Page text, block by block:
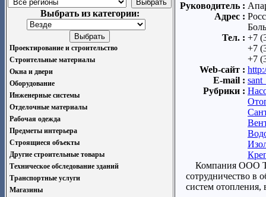
Выбрать из категории:
Проектирование и строительство
Строительные материалы
Окна и двери
Оборудование
Инженерные системы
Отделочные материалы
Рабочая одежда
Предметы интерьера
Строящиеся объекты
Другие строительные товары
Техническое обследование зданий
Транспортные услуги
Магазины
Руководитель :
Адрес :
Тел. : +7
+7
+7
Web-сайт :
E-mail :
Рубрики :
Компания ООО
сотрудничество в
систем отопления,